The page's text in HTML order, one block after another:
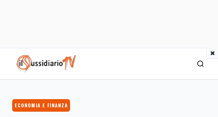
×
IlSussidiario TV
ECONOMIA E FINANZA